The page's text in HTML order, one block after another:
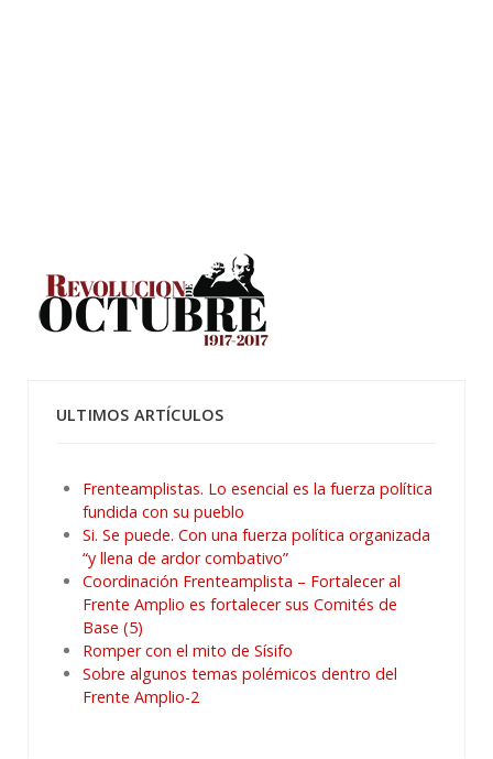
ULTIMOS ARTÍCULOS
Frenteamplistas. Lo esencial es la fuerza política
fundida con su pueblo
Si. Se puede. Con una fuerza política organizada
“y llena de ardor combativo”
Coordinación Frenteamplista – Fortalecer al
Frente Amplio es fortalecer sus Comités de
Base (5)
Romper con el mito de Sísifo
Sobre algunos temas polémicos dentro del
Frente Amplio-2